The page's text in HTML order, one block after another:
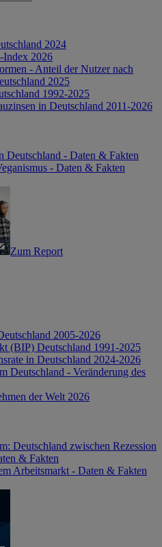
2024
2026
- Anteil der Nutzer nach
2025
1992-2025
in Deutschland 2011-2026
Deutschland - Daten & Fakten
- Daten & Fakten
Zum Report
2005-2026
(BIP) Deutschland 1991-2025
in Deutschland 2024-2026
Deutschland - Veränderung des
der Welt 2026
Deutschland zwischen Rezession
& Fakten
Arbeitsmarkt - Daten & Fakten